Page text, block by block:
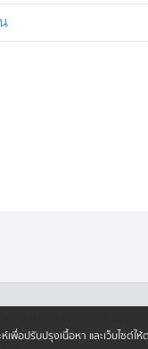
ห์เพื่อปรับปรุงเนื้อหา และเว็บไ